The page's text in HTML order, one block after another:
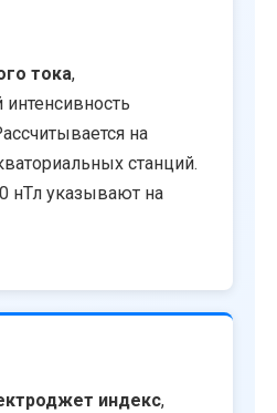
тока,
на
станций.
нТл указывают на
индекс,